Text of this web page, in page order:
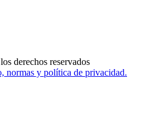
derechos reservados
normas y política de privacidad.